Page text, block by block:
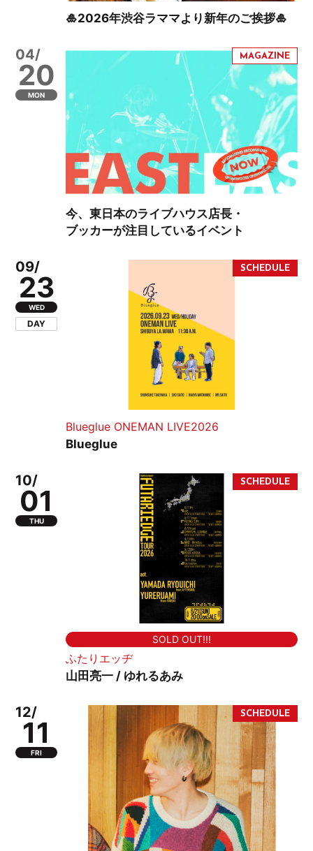
🎍2026年渋谷ラママより新年のご挨拶🎍
04/
20
MON
今、東日本のライブハウス店長・
ブッカーが注目しているイベント
09/
23
WED
DAY
Blueglue ONEMAN LIVE2026
Blueglue
10/
01
THU
SOLD OUT!!!
ふたりエッヂ
山田亮一 / ゆれるあみ
12/
11
FRI